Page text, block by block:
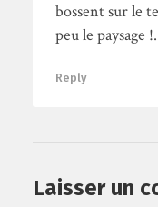
bossent sur le
peu le paysage !.
Reply
Laisser un